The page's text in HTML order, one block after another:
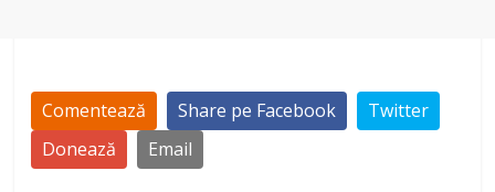
Comentează Share pe Facebook
Twitter
Donează
Email